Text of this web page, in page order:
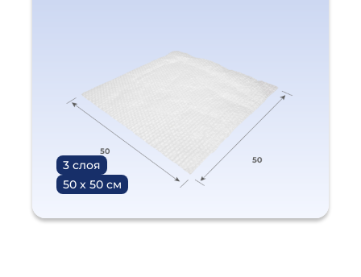
3 слоя
50 х 50 см